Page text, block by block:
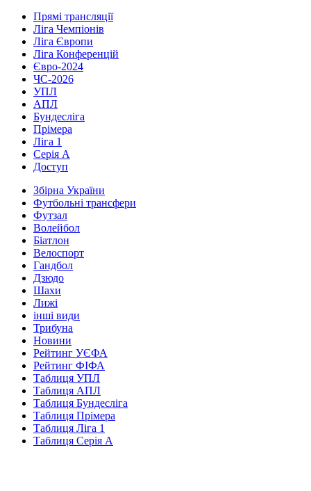
Прямі трансляції
Ліга Чемпіонів
Ліга Європи
Ліга Конференцій
Євро-2024
ЧС-2026
УПЛ
АПЛ
Бундесліга
Прімера
Ліга 1
Серія А
Доступ
Збірна України
Футбольні трансфери
Футзал
Волейбол
Біатлон
Велоспорт
Гандбол
Дзюдо
Шахи
Лижі
інші види
Трибуна
Новини
Рейтинг УЄФА
Рейтинг ФІФА
Таблиця УПЛ
Таблиця АПЛ
Таблиця Бундесліга
Таблиця Прімера
Таблиця Ліга 1
Таблиця Серія А